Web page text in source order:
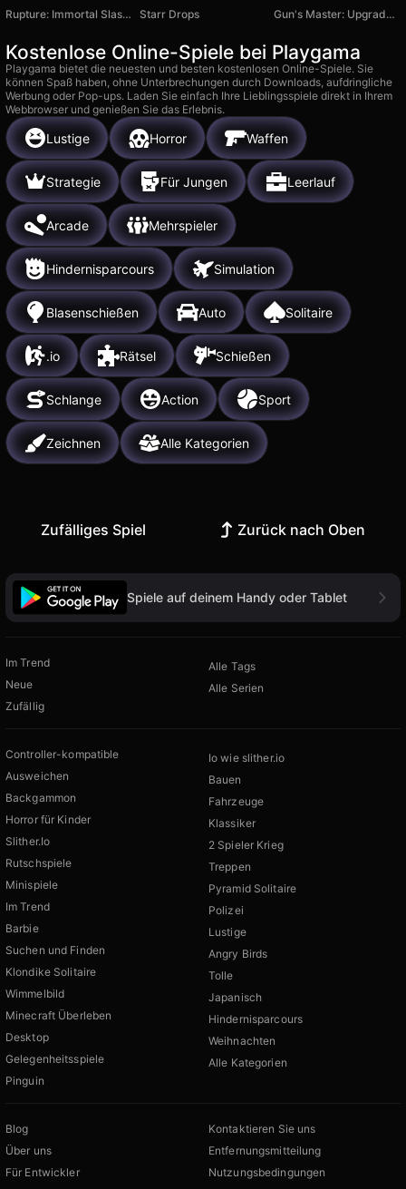
Rupture: Immortal Slasher
Starr Drops Gun's Master: Upgrade Weapon!
Kostenlose Online-Spiele bei Playgama
Playgama bietet die neuesten und besten kostenlosen Online-Spiele. Sie
können Spaß haben, ohne Unterbrechungen durch Downloads, aufdringliche
Werbung oder Pop-ups. Laden Sie einfach Ihre Lieblingsspiele direkt in Ihrem
Webbrowser und genießen Sie das Erlebnis.
Lustige Horror Waffen
Strategie Für Jungen Leerlauf
Arcade Mehrspieler
Hindernisparcours Simulation
Blasenschießen Auto Solitaire
.io Rätsel Schießen
Schlange Action Sport
Zeichnen Alle Kategorien
Zufälliges Spiel Zurück nach Oben
Spiele auf deinem Handy oder Tablet
Im Trend
Neue
Zufällig
Alle Tags
Alle Serien
Controller-kompatible
Ausweichen
Backgammon
Horror für Kinder
Slither.Io
Rutschspiele
Minispiele
Im Trend
Barbie
Suchen und Finden
Klondike Solitaire
Wimmelbild
Minecraft Überleben
Desktop
Gelegenheitsspiele
Pinguin
Io wie slither.io
Bauen
Fahrzeuge
Klassiker
2 Spieler Krieg
Treppen
Pyramid Solitaire
Polizei
Lustige
Angry Birds
Tolle
Japanisch
Hindernisparcours
Weihnachten
Alle Kategorien
Blog
Über uns
Für Entwickler
Kontaktieren Sie uns
Entfernungsmitteilung
Nutzungsbedingungen